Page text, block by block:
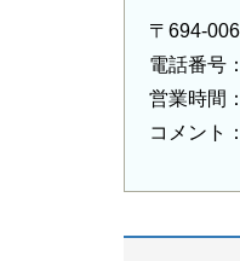
〒694-
電話番号
営業時間：
コメント：